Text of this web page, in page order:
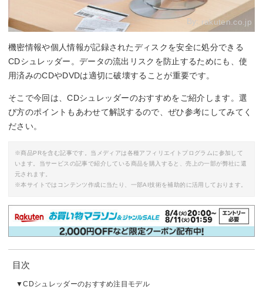
By: rakuten.co.jp
機密情報や個人情報が記録されたディスクを安全に処分できる
CDシュレッダー。データの流出リスクを防止するためにも、使
用済みのCDやDVDは適切に破壊することが重要です。
そこで今回は、CDシュレッダーのおすすめをご紹介します。選
び方のポイントもあわせて解説するので、ぜひ参考にしてみてく
ださい。
※商品PRを含む記事です。当メディアは各種アフィリエイトプログラムに参加して
います。当サービスの記事で紹介している商品を購入すると、売上の一部が弊社に還
元されます。
※本サイトではコンテンツ作成に当たり、一部AI技術を補助的に活用しております。
目次
CDシュレッダーのおすすめ注目モデル